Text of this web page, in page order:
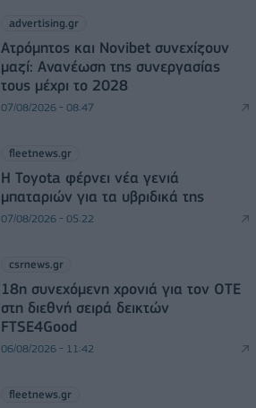
advertising.gr
Ατρόμητος και Novibet συνεχίζουν
μαζί: Ανανέωση της συνεργασίας
τους μέχρι το 2028
07/08/2026 - 08:47
fleetnews.gr
Η Toyota φέρνει νέα γενιά
μπαταριών για τα υβριδικά της
07/08/2026 - 05:22
csrnews.gr
18η συνεχόμενη χρονιά για τον ΟΤΕ
στη διεθνή σειρά δεικτών
FTSE4Good
06/08/2026 - 11:42
fleetnews.gr